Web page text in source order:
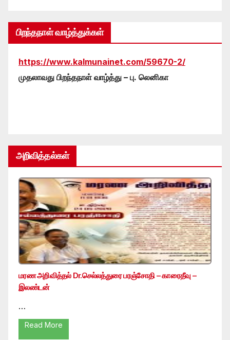
பிறந்தநாள் வாழ்த்துக்கள்
https://www.kalmunainet.com/59670-2/
முதலாவது பிறந்தநாள் வாழ்த்து – பு. லெனிகா
அறிவித்தல்கள்
மரண அறிவித்தல் Dr.செல்லத்துரை பரஞ்சோதி – காரைதீவு –
இலண்டன்
…
Read More